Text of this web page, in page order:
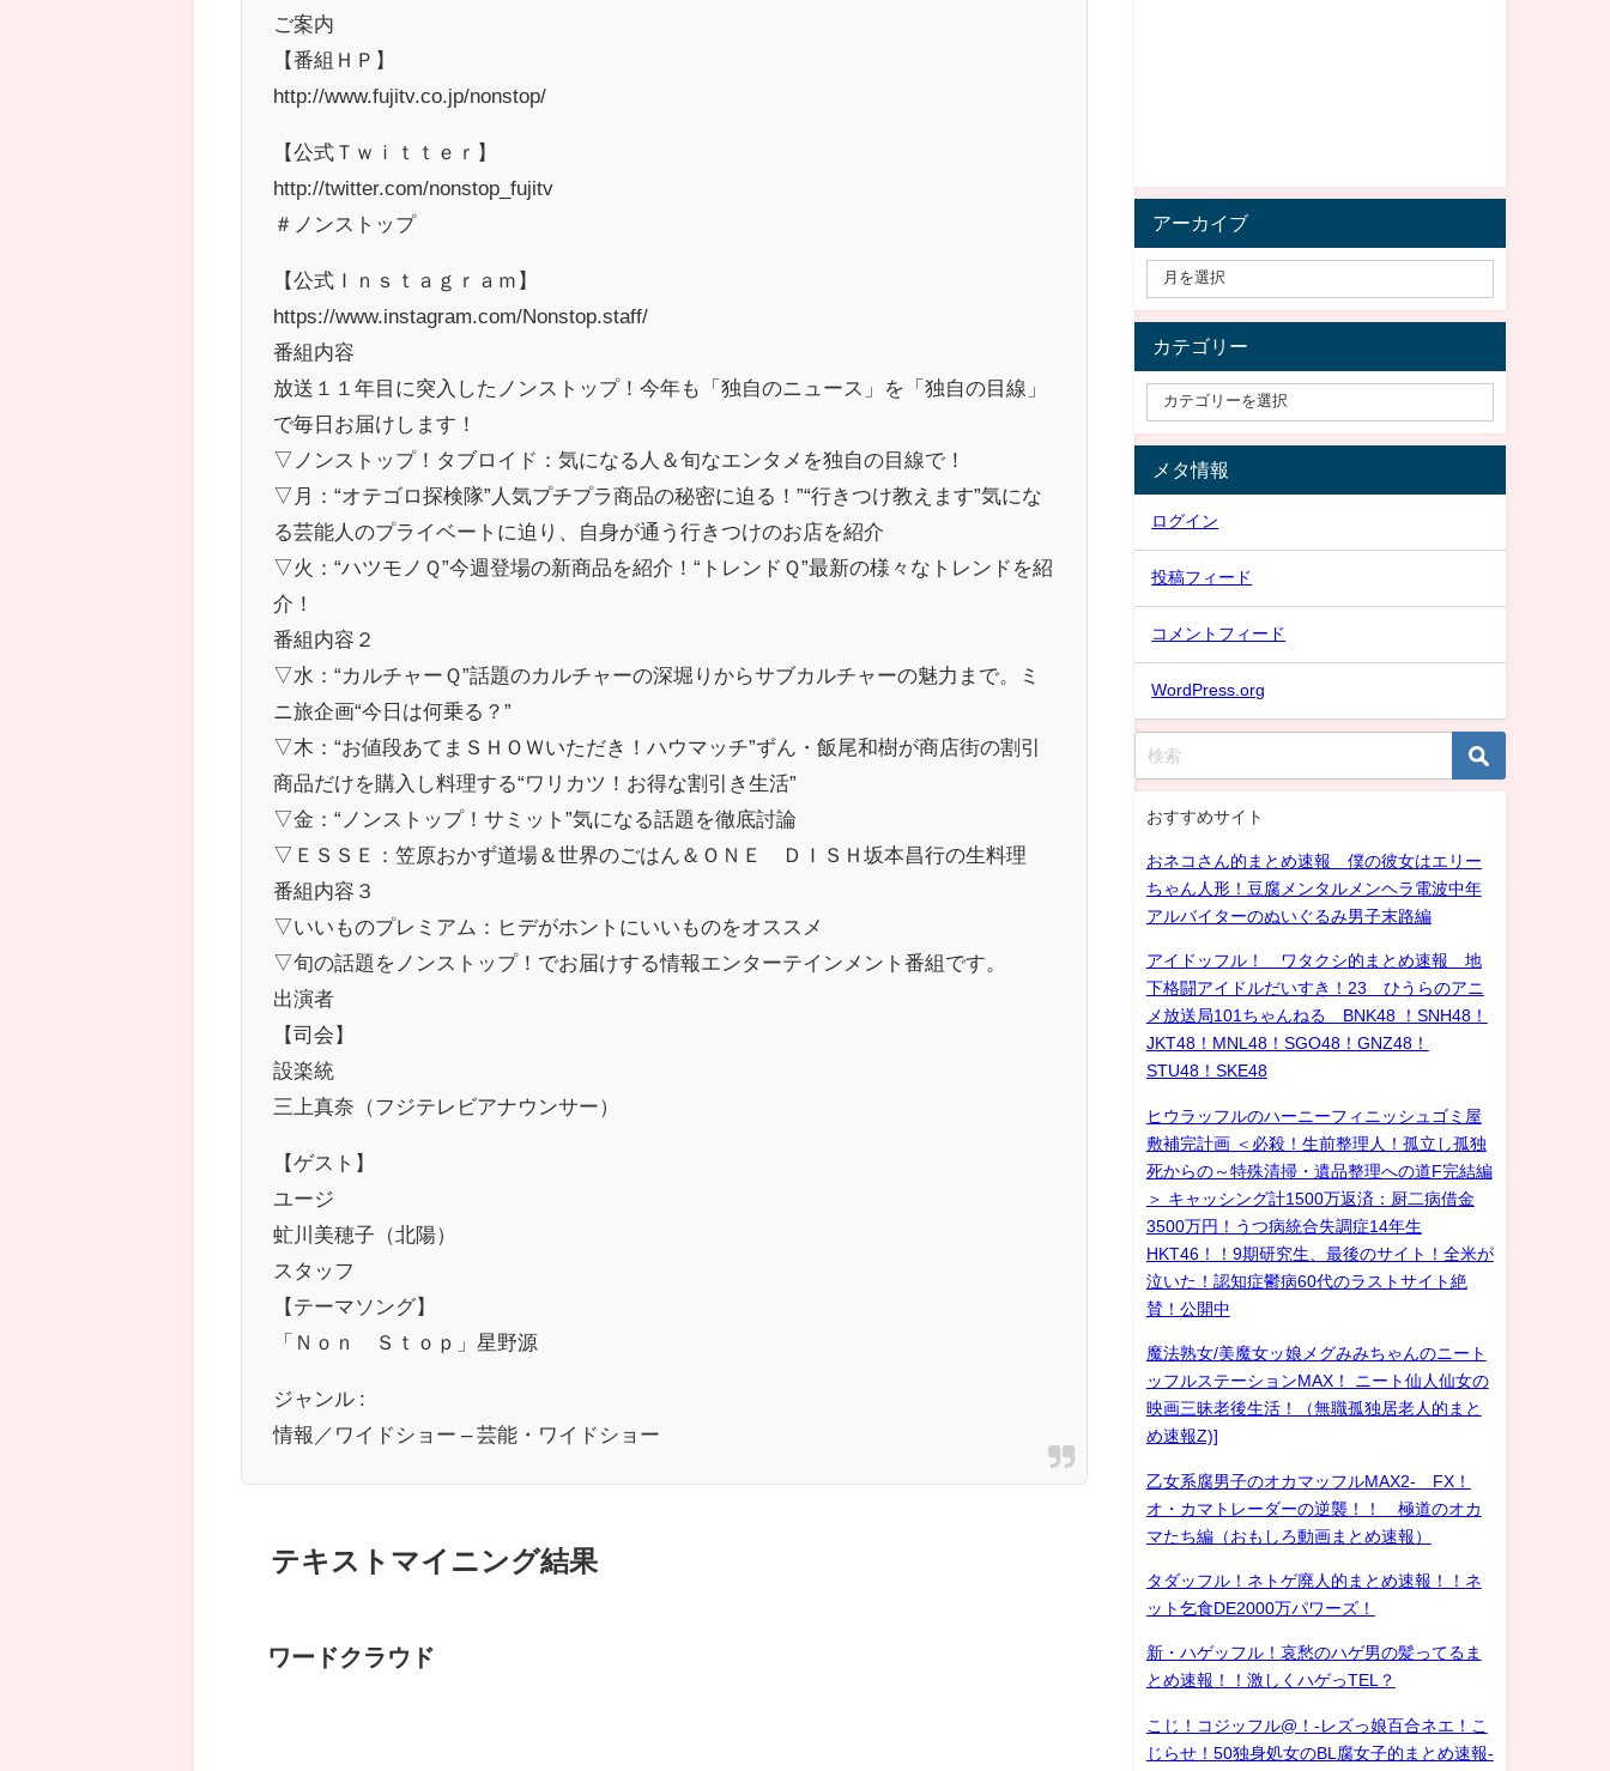
ご案内
【番組ＨＰ】
http://www.fujitv.co.jp/nonstop/
【公式Ｔｗｉｔｔｅｒ】
http://twitter.com/nonstop_fujitv
＃ノンストップ
【公式Ｉｎｓｔａｇｒａｍ】
https://www.instagram.com/Nonstop.staff/
番組内容
放送１１年目に突入したノンストップ！今年も「独自のニュース」を「独自の目線」
で毎日お届けします！
▽ノンストップ！タブロイド：気になる人＆旬なエンタメを独自の目線で！
▽月：“オテゴロ探検隊”人気プチプラ商品の秘密に迫る！”“行きつけ教えます”気にな
る芸能人のプライベートに迫り、自身が通う行きつけのお店を紹介
▽火：“ハツモノＱ”今週登場の新商品を紹介！“トレンドＱ”最新の様々なトレンドを紹
介！
番組内容２
▽水：“カルチャーＱ”話題のカルチャーの深堀りからサブカルチャーの魅力まで。ミ
ニ旅企画“今日は何乗る？”
▽木：“お値段あてまＳＨＯＷいただき！ハウマッチ”ずん・飯尾和樹が商店街の割引
商品だけを購入し料理する“ワリカツ！お得な割引き生活”
▽金：“ノンストップ！サミット”気になる話題を徹底討論
▽ＥＳＳＥ：笠原おかず道場＆世界のごはん＆ＯＮＥ ＤＩＳＨ坂本昌行の生料理
番組内容３
▽いいものプレミアム：ヒデがホントにいいものをオススメ
▽旬の話題をノンストップ！でお届けする情報エンターテインメント番組です。
出演者
【司会】
設楽統
三上真奈（フジテレビアナウンサー）
【ゲスト】
ユージ
虻川美穂子（北陽）
スタッフ
【テーマソング】
「Ｎｏｎ Ｓｔｏｐ」星野源
ジャンル :
情報／ワイドショー – 芸能・ワイドショー
テキストマイニング結果
ワードクラウド
アーカイブ
カテゴリー
メタ情報
ログイン
投稿フィード
コメントフィード
WordPress.org
おすすめサイト
おネコさん的まとめ速報 僕の彼女はエリー
ちゃん人形！豆腐メンタルメンヘラ電波中年
アルバイターのぬいぐるみ男子末路編
アイドッフル！ ワタクシ的まとめ速報 地
下格闘アイドルだいすき！23 ひうらのアニ
メ放送局101ちゃんねる BNK48 ！SNH48！
JKT48！MNL48！SGO48！GNZ48！
STU48！SKE48
ヒウラッフルのハーニーフィニッシュゴミ屋
敷補完計画 ＜必殺！生前整理人！孤立し孤独
死からの～特殊清掃・遺品整理への道F完結編
＞ キャッシング計1500万返済：厨二病借金
3500万円！うつ病統合失調症14年生
HKT46！！9期研究生、最後のサイト！全米が
泣いた！認知症鬱病60代のラストサイト絶
賛！公開中
魔法熟女/美魔女ッ娘メグみみちゃんのニート
ッフルステーションMAX！ ニート仙人仙女の
映画三昧老後生活！（無職孤独居老人的まと
め速報Z)]
乙女系腐男子のオカマッフルMAX2- FX！
オ・カマトレーダーの逆襲！！ 極道のオカ
マたち編（おもしろ動画まとめ速報）
タダッフル！ネトゲ廃人的まとめ速報！！ネ
ット乞食DE2000万パワーズ！
新・ハゲッフル！哀愁のハゲ男の髪ってるま
とめ速報！！激しくハゲっTEL？
こじ！コジッフル@！-レズっ娘百合ネエ！こ
じらせ！50独身処女のBL腐女子的まとめ速報-